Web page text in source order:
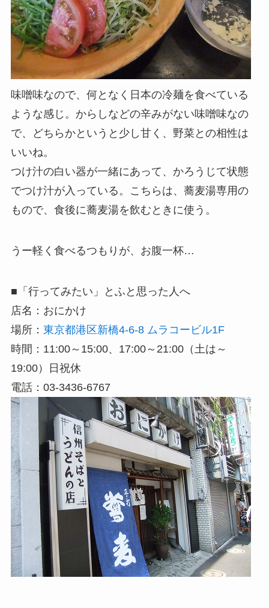
味噌味なので、何となく日本の冷麺を食べている
ような感じ。からしなどの辛みがない味噌味なの
で、どちらかというと少し甘く、野菜との相性は
いいね。
つけ汁の白い器が一緒にあって、かろうじて状態
でつけ汁が入っている。こちらは、蕎麦湯専用の
もので、食後に蕎麦湯を飲むときに使う。
うー軽く食べるつもりが、お腹一杯…
■「行ってみたい」とふと思った人へ
店名：おにかけ
場所： 東京都港区新橋4-6-8 ムラコービル1F
時間：11:00～15:00、17:00～21:00（土は～
19:00）日祝休
電話：03-3436-6767